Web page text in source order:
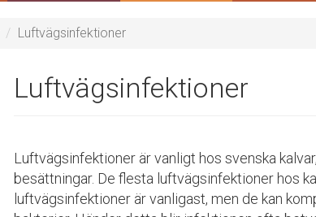
Luftvägsinfektioner
Luftvägsinfektioner
Luftvägsinfektioner är vanligt hos svenska
besättningar. De flesta luftvägsinfektioner hos
luftvägsinfektioner är vanligast, men de kan